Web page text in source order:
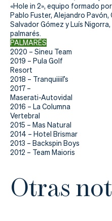
«Hole in 2», equipo formado
Pablo Fuster, Alejandro Pavón,
Salvador Gómez y Luís
palmarés.
PALMARÉS
2020 – Sineu Team
2019 – Pula Golf
Resort
2018 – Tranquiiiil’s
2017 –
Maserati-Autovidal
2016 – La Columna
Vertebral
2015 – Mas Natural
2014 – Hotel Brismar
2013 – Backspin Boys
2012 – Team Maioris
Otras